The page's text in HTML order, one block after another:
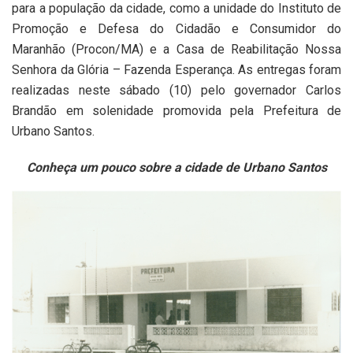
para a população da cidade, como a unidade do Instituto de
Promoção e Defesa do Cidadão e Consumidor do
Maranhão (Procon/MA) e a Casa de Reabilitação Nossa
Senhora da Glória – Fazenda Esperança. As entregas foram
realizadas neste sábado (10) pelo governador Carlos
Brandão em solenidade promovida pela Prefeitura de
Urbano Santos.
Conheça um pouco sobre a cidade de Urbano Santos